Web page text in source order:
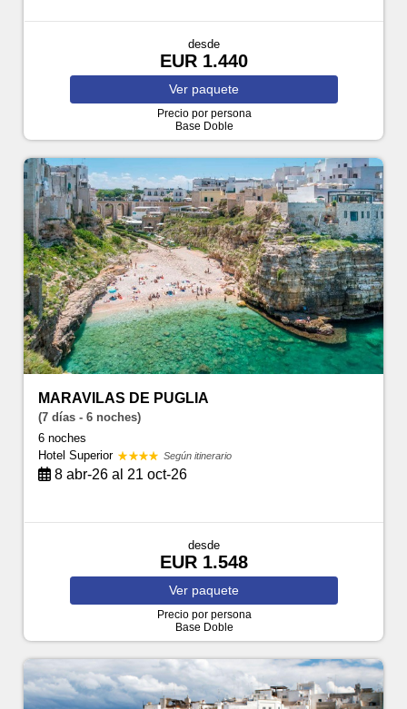
desde
EUR 1.440
Ver paquete
Precio por persona
Base Doble
MARAVILAS DE PUGLIA
(7 días - 6 noches)
6 noches
Hotel Superior
Según itinerario
8 abr-26 al 21 oct-26
desde
EUR 1.548
Ver paquete
Precio por persona
Base Doble